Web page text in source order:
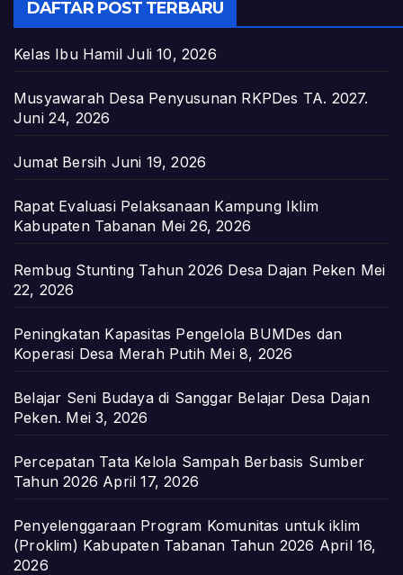
DAFTAR POST TERBARU
Kelas Ibu Hamil Juli 10, 2026
Musyawarah Desa Penyusunan RKPDes TA. 2027.
Juni 24, 2026
Jumat Bersih Juni 19, 2026
Rapat Evaluasi Pelaksanaan Kampung Iklim
Kabupaten Tabanan Mei 26, 2026
Rembug Stunting Tahun 2026 Desa Dajan Peken Mei
22, 2026
Peningkatan Kapasitas Pengelola BUMDes dan
Koperasi Desa Merah Putih Mei 8, 2026
Belajar Seni Budaya di Sanggar Belajar Desa Dajan
Peken. Mei 3, 2026
Percepatan Tata Kelola Sampah Berbasis Sumber
Tahun 2026 April 17, 2026
Penyelenggaraan Program Komunitas untuk iklim
(Proklim) Kabupaten Tabanan Tahun 2026 April 16,
2026